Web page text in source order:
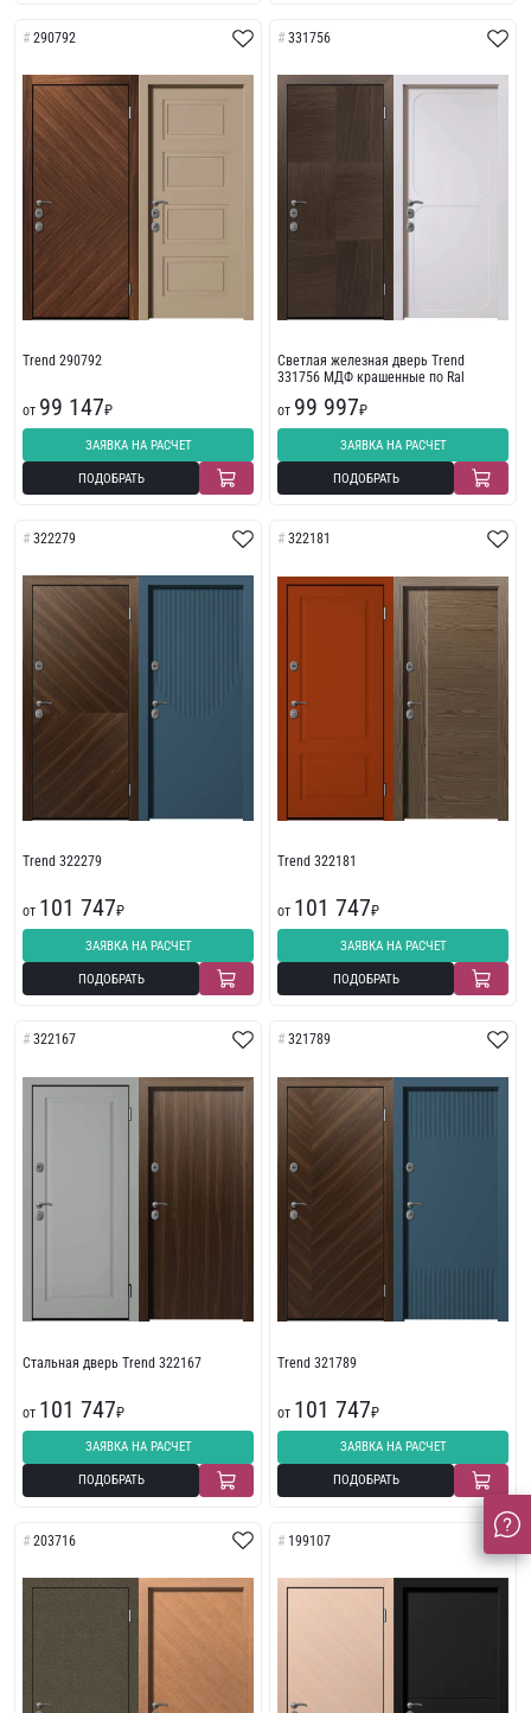
290792
Trend 290792
от 99 147₽
ЗАЯВКА НА РАСЧЕТ
ПОДОБРАТЬ
331756
Светлая железная дверь Trend
331756 МДФ крашенные по Ral
от 99 997₽
ЗАЯВКА НА РАСЧЕТ
ПОДОБРАТЬ
322279
Trend 322279
от 101 747₽
ЗАЯВКА НА РАСЧЕТ
ПОДОБРАТЬ
322181
Trend 322181
от 101 747₽
ЗАЯВКА НА РАСЧЕТ
ПОДОБРАТЬ
322167
Стальная дверь Trend 322167
от 101 747₽
ЗАЯВКА НА РАСЧЕТ
ПОДОБРАТЬ
321789
Trend 321789
от 101 747₽
ЗАЯВКА НА РАСЧЕТ
ПОДОБРАТЬ
203716 199107